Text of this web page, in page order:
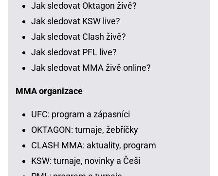
Jak sledovat Oktagon živě?
Jak sledovat KSW live?
Jak sledovat Clash živě?
Jak sledovat PFL live?
Jak sledovat MMA živě online?
MMA organizace
UFC: program a zápasníci
OKTAGON: turnaje, žebříčky
CLASH MMA: aktuality, program
KSW: turnaje, novinky a Češi